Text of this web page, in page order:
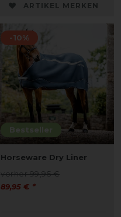
ARTIKEL MERKEN
Bestseller
-10%
Horseware Dry Liner
vorher 99,95 €
89,95 € *